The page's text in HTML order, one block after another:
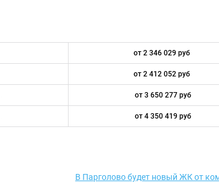
от 2 346 029 руб
от 2 412 052 руб
от 3 650 277 руб
от 4 350 419 руб
В Парголово будет новый ЖК от